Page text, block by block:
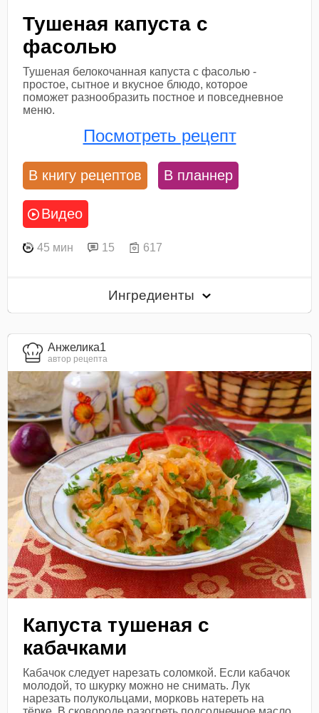
Тушеная капуста с
фасолью
Тушеная белокочанная капуста с фасолью -
простое, сытное и вкусное блюдо, которое
поможет разнообразить постное и повседневное
меню.
Посмотреть рецепт
В книгу рецептов В планнер
Видео
45 мин 15 617
Ингредиенты
Анжелика1
автор рецепта
Капуста тушеная с
кабачками
Кабачок следует нарезать соломкой. Если кабачок
молодой, то шкурку можно не снимать. Лук
нарезать полукольцами, морковь натереть на